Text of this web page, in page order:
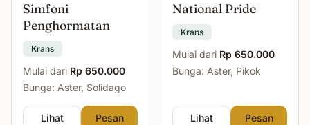
Simfoni
Penghormatan
Krans
Mulai dari Rp 650.000
Bunga: Aster, Solidago
Lihat Pesan
National Pride
Krans
Mulai dari Rp 650.000
Bunga: Aster, Pikok
Lihat Pesan